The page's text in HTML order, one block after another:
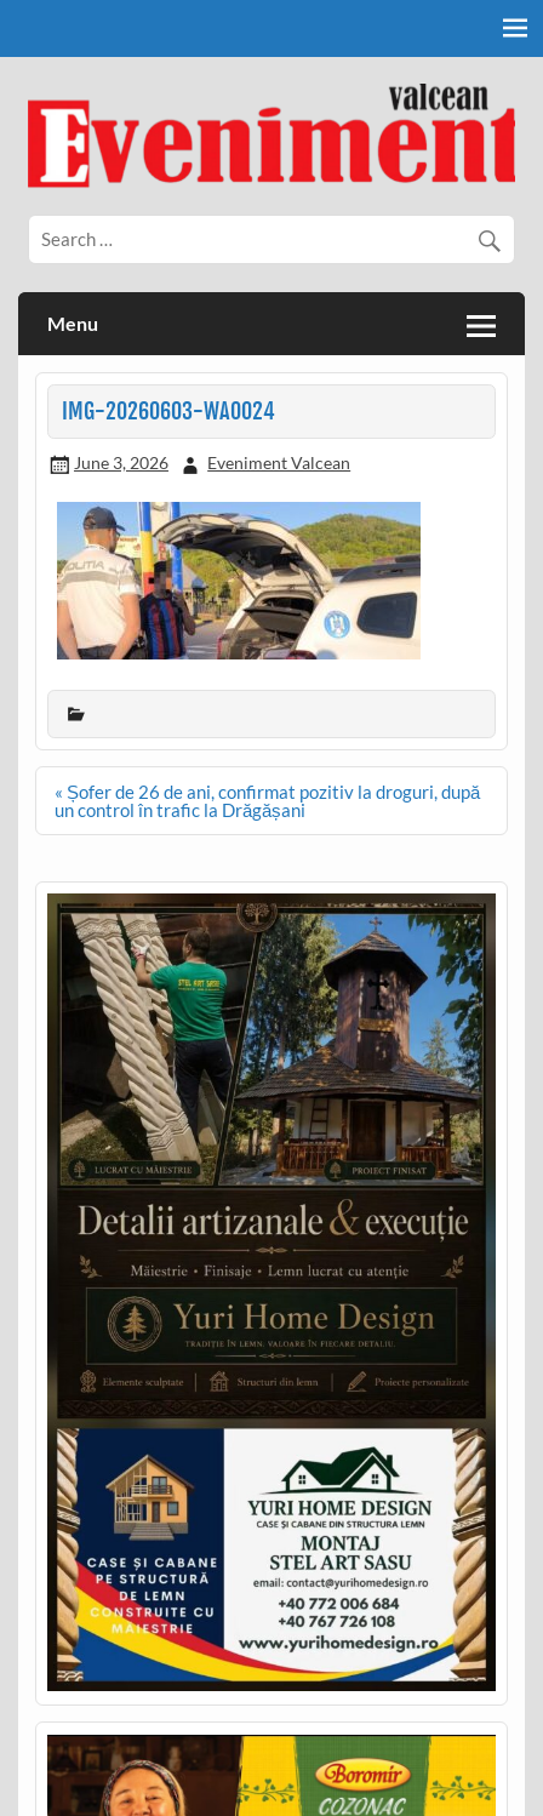
Eveniment Valcean
Menu
IMG-20260603-WA0024
June 3, 2026 Eveniment Valcean
Post
navigation
« Șofer de 26 de ani, confirmat pozitiv la droguri, după
un control în trafic la Drăgășani